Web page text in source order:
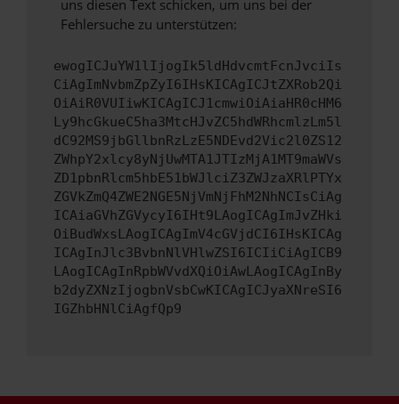
uns diesen Text schicken, um uns bei der
Fehlersuche zu unterstützen:
ewogICJuYW1lIjogIk5ldHdvcmtFcnJvciIs
CiAgImNvbmZpZyI6IHsKICAgICJtZXRob2Qi
OiAiR0VUIiwKICAgICJ1cmwiOiAiaHR0cHM6
Ly9hcGkueC5ha3MtcHJvZC5hdWRhcmlzLm5l
dC92MS9jbGllbnRzLzE5NDEvd2Vic2l0ZS12
ZWhpY2xlcy8yNjUwMTA1JTIzMjA1MT9maWVs
ZD1pbnRlcm5hbE51bWJlciZ3ZWJzaXRlPTYx
ZGVkZmQ4ZWE2NGE5NjVmNjFhM2NhNCIsCiAg
ICAiaGVhZGVycyI6IHt9LAogICAgImJvZHki
OiBudWxsLAogICAgImV4cGVjdCI6IHsKICAg
ICAgInJlc3BvbnNlVHlwZSI6ICIiCiAgICB9
LAogICAgInRpbWVvdXQiOiAwLAogICAgInBy
b2dyZXNzIjogbnVsbCwKICAgICJyaXNreSI6
IGZhbHNlCiAgfQp9